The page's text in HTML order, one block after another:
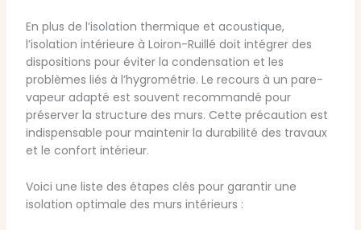
En plus de l’isolation thermique et acoustique,
l’isolation intérieure à Loiron-Ruillé doit intégrer des
dispositions pour éviter la condensation et les
problèmes liés à l’hygrométrie. Le recours à un pare-
vapeur adapté est souvent recommandé pour
préserver la structure des murs. Cette précaution est
indispensable pour maintenir la durabilité des travaux
et le confort intérieur.
Voici une liste des étapes clés pour garantir une
isolation optimale des murs intérieurs :